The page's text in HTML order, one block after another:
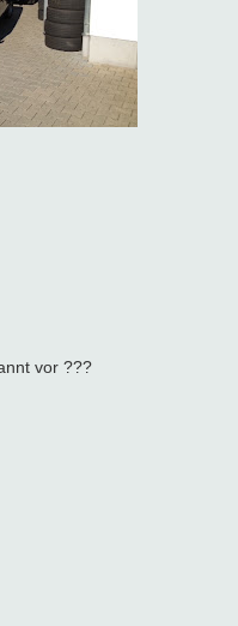
vor ???